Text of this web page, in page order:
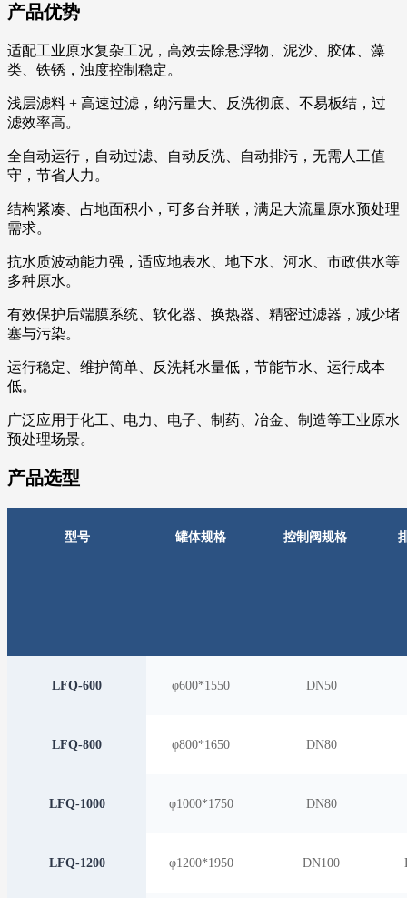
产品优势
适配工业原水复杂工况，高效去除悬浮物、泥沙、胶体、藻
类、铁锈，浊度控制稳定。
浅层滤料 + 高速过滤，纳污量大、反洗彻底、不易板结，过
滤效率高。
全自动运行，自动过滤、自动反洗、自动排污，无需人工值
守，节省人力。
结构紧凑、占地面积小，可多台并联，满足大流量原水预处理
需求。
抗水质波动能力强，适应地表水、地下水、河水、市政供水等
多种原水。
有效保护后端膜系统、软化器、换热器、精密过滤器，减少堵
塞与污染。
运行稳定、维护简单、反洗耗水量低，节能节水、运行成本
低。
广泛应用于化工、电力、电子、制药、冶金、制造等工业原水
预处理场景。
产品选型
型号 罐体规格 控制阀规格
LFQ-600 φ600*1550 DN50
LFQ-800 φ800*1650 DN80
LFQ-1000 φ1000*1750 DN80
LFQ-1200 φ1200*1950 DN100